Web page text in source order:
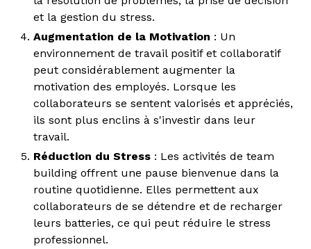
et la gestion du stress.
Augmentation de la Motivation : Un
environnement de travail positif et collaboratif
peut considérablement augmenter la
motivation des employés. Lorsque les
collaborateurs se sentent valorisés et appréciés,
ils sont plus enclins à s'investir dans leur
travail.
Réduction du Stress : Les activités de team
building offrent une pause bienvenue dans la
routine quotidienne. Elles permettent aux
collaborateurs de se détendre et de recharger
leurs batteries, ce qui peut réduire le stress
professionnel.